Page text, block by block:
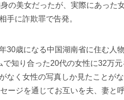
の美女だったが、実際にあった
手に詐欺罪で告発。
30歳になる中国湖南省に住む人
知り合った20代の女性に32万
なく女性の写真しか見たことが
ージを通じてお互いを夫、妻と